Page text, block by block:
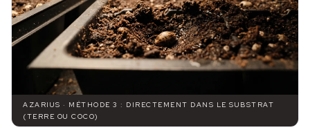
AZARIUS · MÉTHODE 3 : DIRECTEMENT DANS LE SUBSTRAT
(TERRE OU COCO)